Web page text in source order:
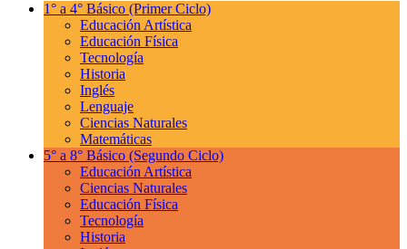
1° a 4° Básico (Primer Ciclo)
Educación Artística
Educación Física
Tecnología
Historia
Inglés
Lenguaje
Ciencias Naturales
Matemáticas
5° a 8° Básico (Segundo Ciclo)
Educación Artística
Ciencias Naturales
Educación Física
Tecnología
Historia